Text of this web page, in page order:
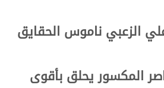
الزعبي ناموس الحقايق
المكسور يحلق بأقوى